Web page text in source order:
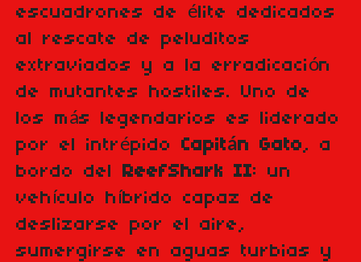
escuadrones de élite dedicados
al rescate de peluditos
extraviados y a la erradicación
de mutantes hostiles. Uno de
los más legendarios es liderado
por el intrépido Capitán Gato, a
bordo del ReefShark II: un
vehículo híbrido capaz de
deslizarse por el aire,
sumergirse en aguas turbias y